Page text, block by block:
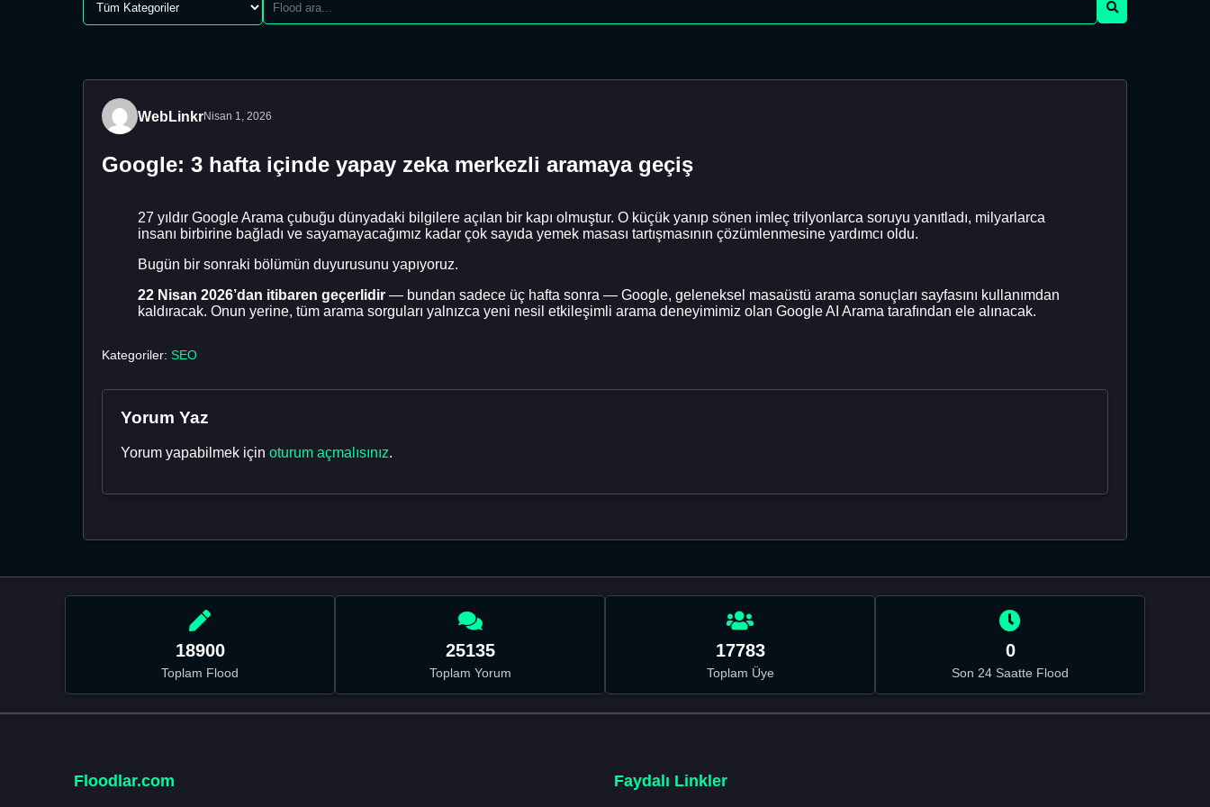
WebLinkrNisan 1, 2026
Google: 3 hafta içinde yapay zeka merkezli aramaya geçiş
27 yıldır Google Arama çubuğu dünyadaki bilgilere açılan bir kapı olmuştur. O küçük yanıp sönen imleç trilyonlarca soruyu yanıtladı, milyarlarca
insanı birbirine bağladı ve sayamayacağımız kadar çok sayıda yemek masası tartışmasının çözümlenmesine yardımcı oldu.
Bugün bir sonraki bölümün duyurusunu yapıyoruz.
22 Nisan 2026’dan itibaren geçerlidir — bundan sadece üç hafta sonra — Google, geleneksel masaüstü arama sonuçları sayfasını kullanımdan
kaldıracak. Onun yerine, tüm arama sorguları yalnızca yeni nesil etkileşimli arama deneyimimiz olan Google AI Arama tarafından ele alınacak.
Kategoriler: SEO
Yorum Yaz
Yorum yapabilmek için oturum açmalısınız.
18900
Toplam Flood
25135
Toplam Yorum
17783
Toplam Üye
0
Son 24 Saatte Flood
Floodlar.com Faydalı Linkler